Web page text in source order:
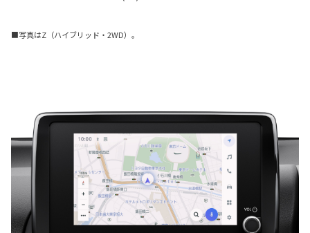
■写真はZ（ハイブリッド・2WD）。